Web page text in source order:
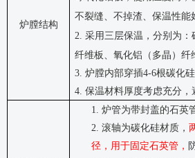
炉膛结构
不裂缝、不掉渣、保温性能
2. 采用三层保温，分别为：
纤维板、氧化铝（多晶）纤
3. 炉膛内部穿插4-6根碳化硅
4. 保温材料厚度考虑充分，
1. 炉管为带封盖的石英
2. 滚轴为碳化硅材质，
径 ，用于固定石英管，